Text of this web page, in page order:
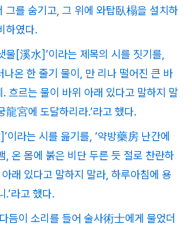
그를 숨기고, 그 위에 와탑臥榻을 설치하
하였다.
물[溪水]’이라는 제목의 시를 짓기를,
온 한 줄기 물이, 만 리나 떨어진 큰 바
흐르는 물이 바위 아래 있다고 말하지 말
龍宮에 도달하리라.’라고 했다.
]’이라는 시를 읊기를, ‘약방藥房 난간에
, 온 몸에 붉은 비단 두른 듯 절로 찬란하
래 있다고 말하지 말라, 하루아침에 용
.’라고 했다.
듬이 소리를 들어 술사術士에게 물었더